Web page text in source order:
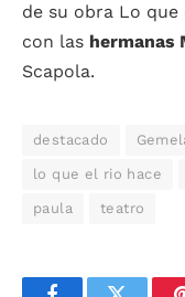
de su obra Lo que
con las hermanas
Scapola.
destacado
lo que el rio hace
paula teatro